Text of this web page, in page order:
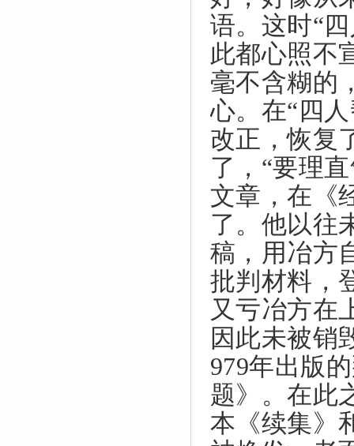
语。这时“
此都心照不
毫不含糊的
心。在“四
改正，恢复
了，“要理
文章，在《
了。他以往
稿，用冶方
批判材料，
又亏冶方在
因此未被销
979年出版
题》。在此
本《续集》